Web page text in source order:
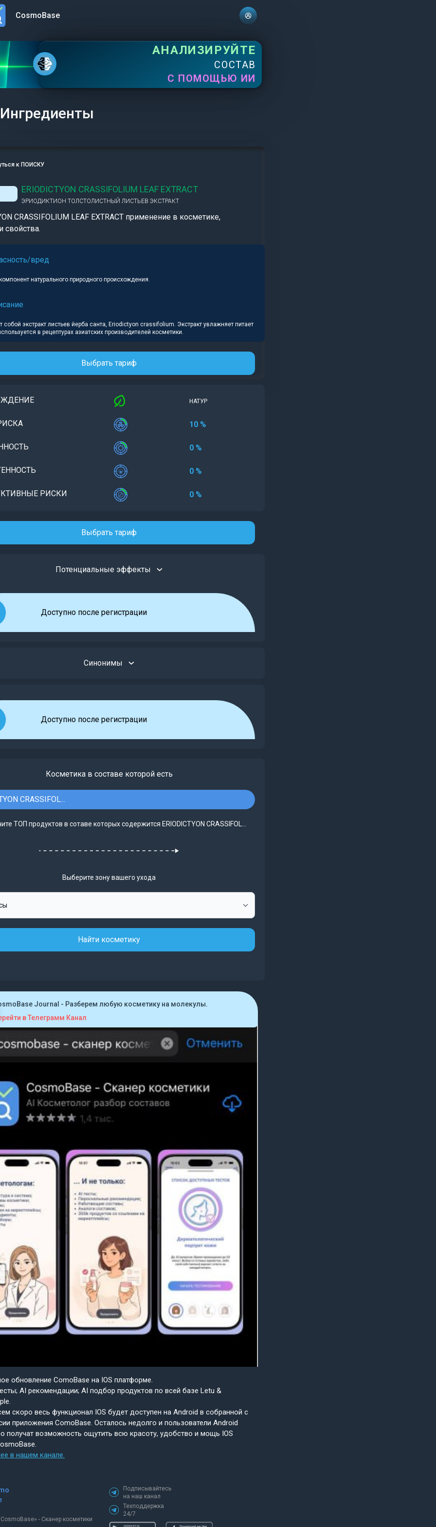
menuCosmoBase
АНАЛИЗИРУЙТЕ
СОСТАВ
С ПОМОЩЬЮ ИИ
Ингредиенты
к ПОИСКУ
ERIODICTYON CRASSIFOLIUM LEAF EXTRACT
ЭРИОДИКТИОН ТОЛСТОЛИСТНЫЙ ЛИСТЬЕВ ЭКСТРАКТ
CRASSIFOLIUM LEAF EXTRACT применение в косметике,
свойства.
вред
натурального природного происхождения.
собой экстракт листьев йерба санта, Eriodictyon crassifolium. Экстракт увлажняет питает
в рецептурах азиатских производителей косметики.
Выбрать тариф
НАТУР
10 %
0 %
0 %
РИСКИ 0 %
Выбрать тариф
Потенциальные эффекты
Доступно после регистрации
Синонимы
Доступно после регистрации
Косметика в составе которой есть
CRASSIFOL...
ТОП продуктов в сотаве которых содержится ERIODICTYON CRASSIFOL...
Выберите зону вашего ухода
Найти косметику
Journal - Разберем любую косметику на молекулы.
в Телеграмм Канал
обновление ComoBase на IOS платформе.
AI рекомендации; AI подбор продуктов по всей базе Letu &
скоро весь функционал IOS будет доступен на Android в собранной с
приложения ComoBase. Осталось недолго и пользователи Android
получат возможность ощутить всю красоту, удобство и мощь IOS
в нашем канале.
- Сканер косметики
Подписывайтесь
на наш канал
Техподдержка
24/7